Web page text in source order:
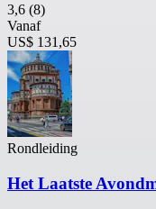
3,6 (8)
Vanaf
US$ 131,65
Rondleiding
Het Laatste